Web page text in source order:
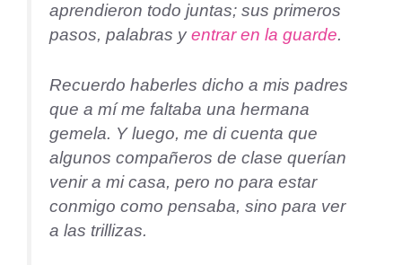
aprendieron todo juntas; sus primeros
pasos, palabras yentrar en la guarde.
Recuerdo haberles dicho a mis padres
que a mí me faltaba una hermana
gemela. Y luego, me di cuenta que
algunos compañeros de clase querían
venir a mi casa, pero no para estar
conmigo como pensaba, sino para ver
a las trillizas.